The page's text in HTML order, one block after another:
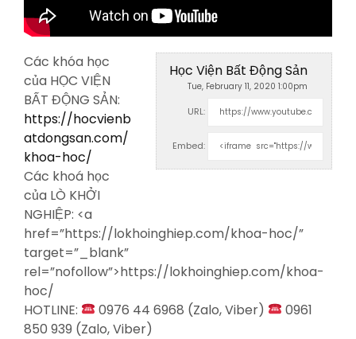
Học Viện Bất Động Sản
Tue, February 11, 2020 1:00pm
URL:
Embed:
Các khóa học
của HỌC VIỆN
BẤT ĐỘNG SẢN:
https://hocvienb
atdongsan.com/
khoa-hoc/
Các khoá học
của LÒ KHỞI
NGHIỆP: <a
href=”https://lokhoinghiep.com/khoa-hoc/”
target=”_blank”
rel=”nofollow”>https://lokhoinghiep.com/khoa-
hoc/
HOTLINE:
0976 44 6968 (Zalo, Viber)
0961
850 939 (Zalo, Viber)